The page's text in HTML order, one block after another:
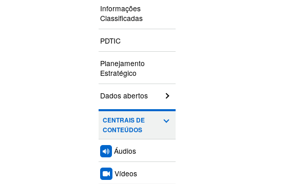
Informações
Classificadas
PDTIC
Planejamento
Estratégico
Dados abertos
CENTRAIS DE
CONTEÚDOS
Áudios
Vídeos